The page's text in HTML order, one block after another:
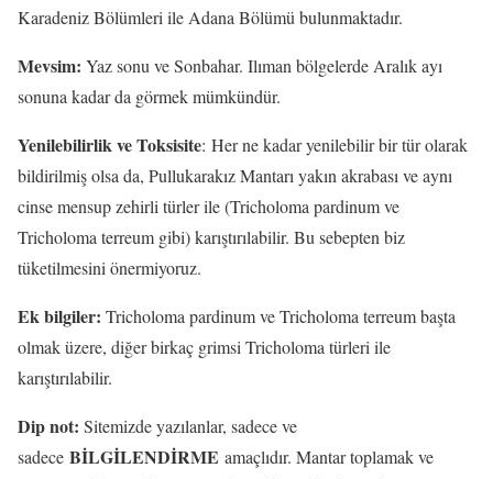
Karadeniz Bölümleri ile Adana Bölümü bulunmaktadır.
Mevsim: Yaz sonu ve Sonbahar. Ilıman bölgelerde Aralık ayı
sonuna kadar da görmek mümkündür.
Yenilebilirlik ve Toksisite: Her ne kadar yenilebilir bir tür olarak
bildirilmiş olsa da, Pullukarakız Mantarı yakın akrabası ve aynı
cinse mensup zehirli türler ile (Tricholoma pardinum ve
Tricholoma terreum gibi) karıştırılabilir. Bu sebepten biz
tüketilmesini önermiyoruz.
Ek bilgiler: Tricholoma pardinum ve Tricholoma terreum başta
olmak üzere, diğer birkaç grimsi Tricholoma türleri ile
karıştırılabilir.
Dip not: Sitemizde yazılanlar, sadece ve
sadece BİLGİLENDİRME amaçlıdır. Mantar toplamak ve